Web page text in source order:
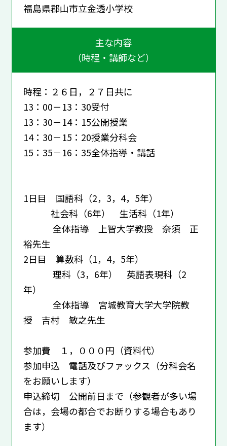
福島県郡山市立金透小学校
主な内容
（時程・講師など）
時程：２６日，２７日共に
13：00－13：30受付
13：30－14：15公開授業
14：30－15：20授業分科会
15：35－16：35全体指導・講話
1日目 国語科（2，3，4，5年）
社会科（6年） 生活科（1年）
全体指導 上智大学教授 奈須 正
裕先生
2日目 算数科（1，4，5年）
理科（3，6年） 英語表現科（2
年）
全体指導 宮城教育大学大学院教
授 吉村 敏之先生
参加費 １，０００円（資料代）
参加申込 電話及びファックス（分科会名
をお願いします）
申込締切 公開前日まで（参観者が多い場
合は，会場の都合でお断りする場合もあり
ます）